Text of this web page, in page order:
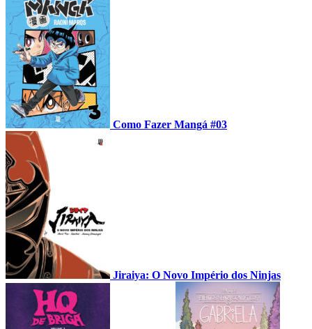
Como Fazer Mangá #03
Jiraiya: O Novo Império dos Ninjas